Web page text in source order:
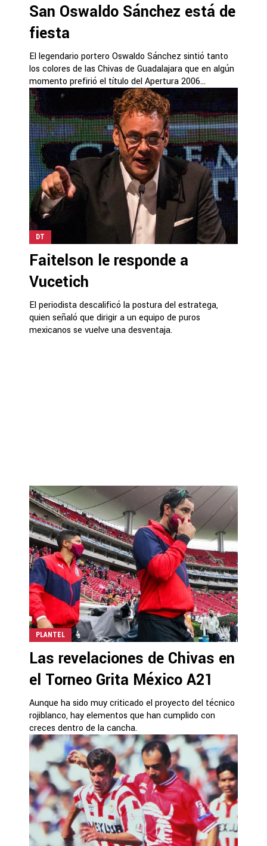
San Oswaldo Sánchez está de
fiesta
El legendario portero Oswaldo Sánchez sintió tanto
los colores de las Chivas de Guadalajara que en algún
momento prefirió el título del Apertura 2006...
DT
Faitelson le responde a
Vucetich
El periodista descalificó la postura del estratega,
quien señaló que dirigir a un equipo de puros
mexicanos se vuelve una desventaja.
PLANTEL
Las revelaciones de Chivas en
el Torneo Grita México A21
Aunque ha sido muy criticado el proyecto del técnico
rojiblanco, hay elementos que han cumplido con
creces dentro de la cancha.